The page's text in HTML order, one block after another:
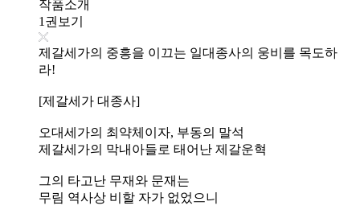
작품소개
1권보기
제갈세가의 중흥을 이끄는 일대종사의 웅비를 목도하
라!
[제갈세가 대종사]
오대세가의 최약체이자, 부동의 말석
제갈세가의 막내아들로 태어난 제갈운혁
그의 타고난 무재와 문재는
무림 역사상 비할 자가 없었으니